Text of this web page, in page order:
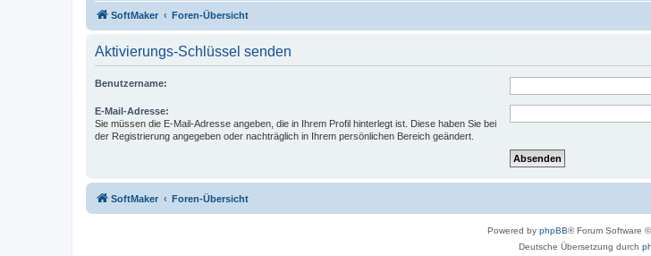
SoftMaker Foren-Übersicht
Aktivierungs-Schlüssel senden
Benutzername:
E-Mail-Adresse:
Sie müssen die E-Mail-Adresse angeben, die in Ihrem Profil hinterlegt ist. Diese haben Sie bei
der Registrierung angegeben oder nachträglich in Ihrem persönlichen Bereich geändert.
SoftMaker Foren-Übersicht
Powered by phpBB® Forum Software
Deutsche Übersetzung durch